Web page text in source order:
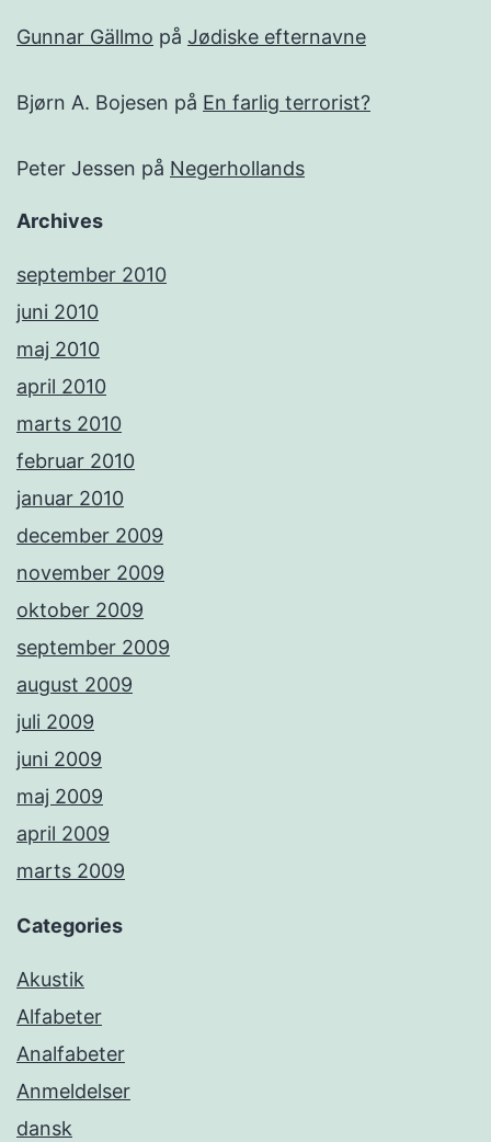
Gunnar Gällmo på Jødiske efternavne
Bjørn A. Bojesen på En farlig terrorist?
Peter Jessen på Negerhollands
Archives
september 2010
juni 2010
maj 2010
april 2010
marts 2010
februar 2010
januar 2010
december 2009
november 2009
oktober 2009
september 2009
august 2009
juli 2009
juni 2009
maj 2009
april 2009
marts 2009
Categories
Akustik
Alfabeter
Analfabeter
Anmeldelser
dansk